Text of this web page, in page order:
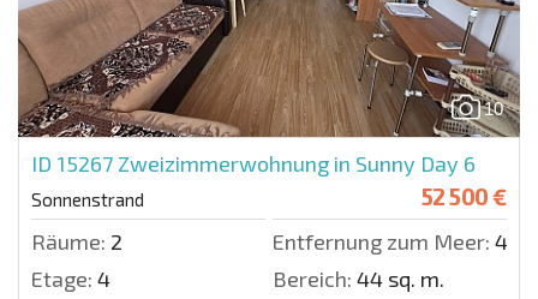
10
ID 15267 Zweizimmerwohnung in Sunny Day 6
Sonnenstrand 52 500 €
Räume: 2 Entfernung zum Meer:
Etage: 4 Bereich: 44 sq. m.